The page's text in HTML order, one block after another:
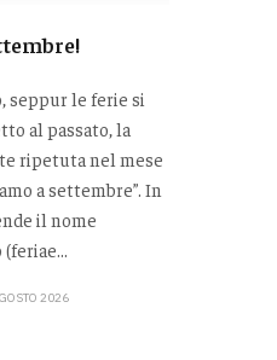
seppur le ferie si
al passato, la
ripetuta nel mese
a settembre”. In
il nome
2026